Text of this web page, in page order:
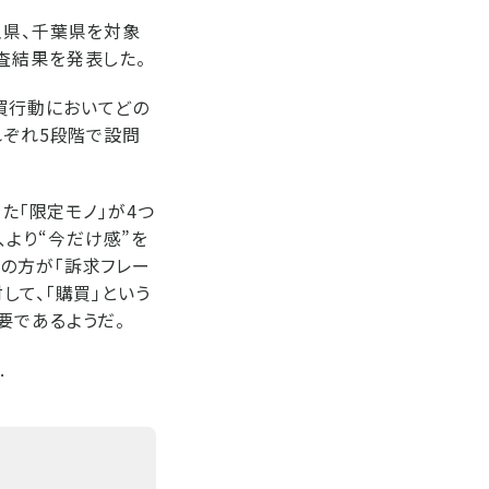
、千葉県を対象
結果を発表した。
行動においてどの
ぞれ5段階で設問
「限定モノ」が4つ
より“今だけ感”を
方が「訴求フレー
、「購買」という
あるようだ。